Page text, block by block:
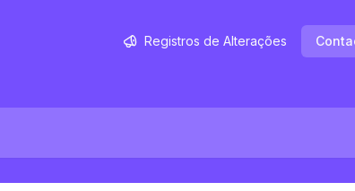
Registros de Alterações